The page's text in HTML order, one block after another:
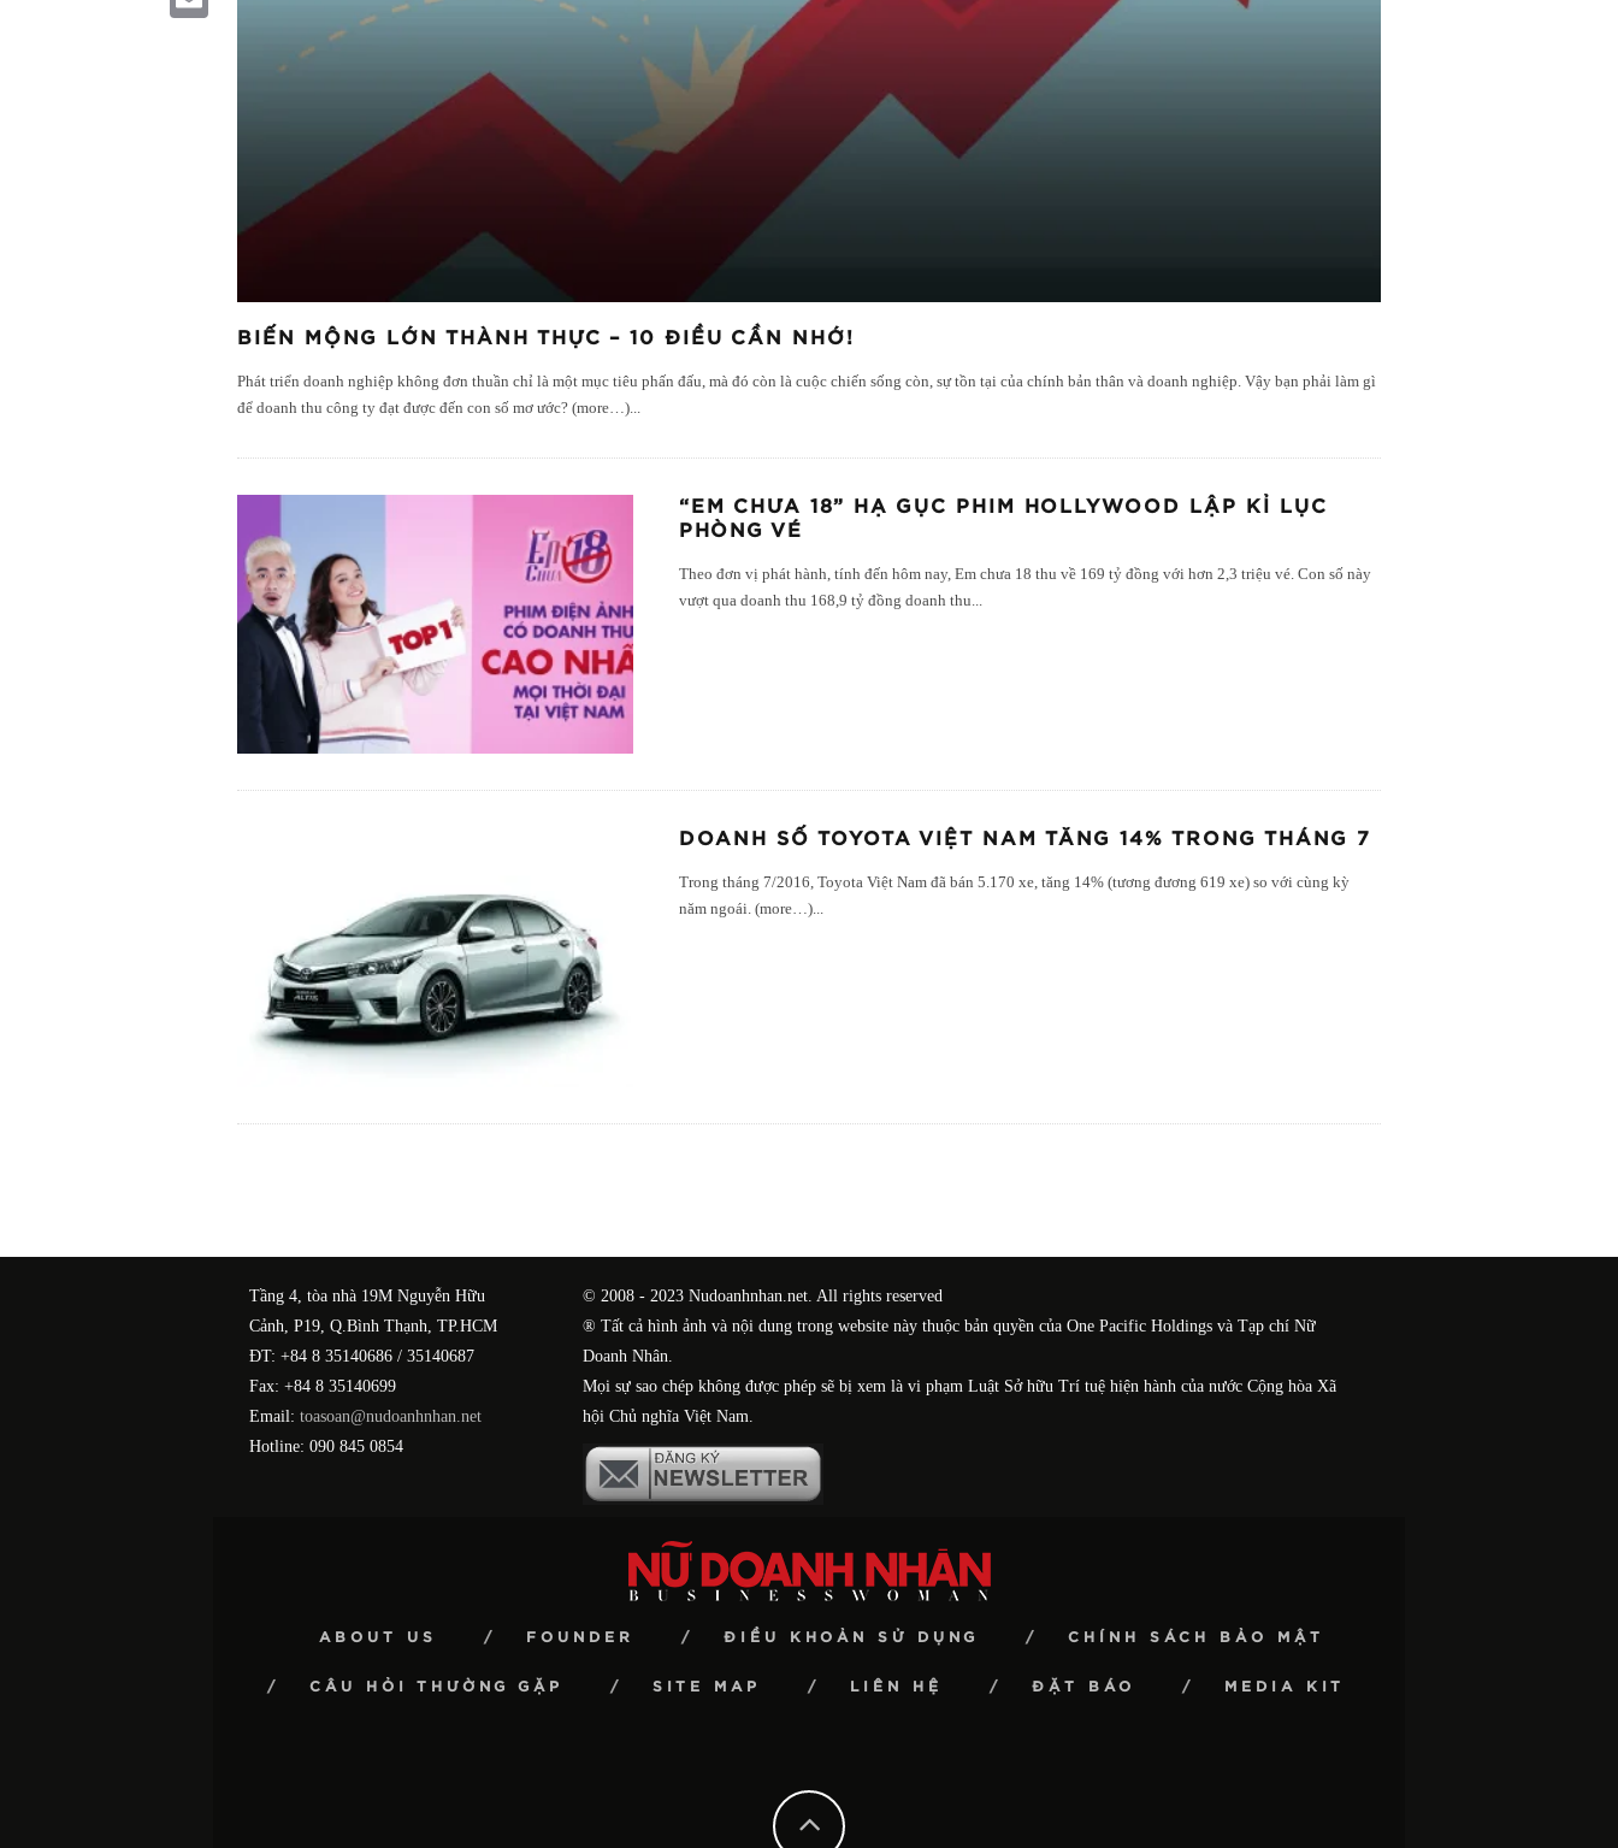
BIẾN MỘNG LỚN THÀNH THỰC – 10 ĐIỀU CẦN NHỚ!
Phát triển doanh nghiệp không đơn thuần chỉ là một mục tiêu phấn đấu, mà đó còn là cuộc chiến sống còn, sự tồn tại của chính bản thân và doanh nghiệp. Vậy bạn phải làm gì
để doanh thu công ty đạt được đến con số mơ ước? (more…)...
“EM CHƯA 18” HẠ GỤC PHIM HOLLYWOOD LẬP KỈ LỤC
PHÒNG VÉ
Theo đơn vị phát hành, tính đến hôm nay, Em chưa 18 thu về 169 tỷ đồng với hơn 2,3 triệu vé. Con số này
vượt qua doanh thu 168,9 tỷ đồng doanh thu...
DOANH SỐ TOYOTA VIỆT NAM TĂNG 14% TRONG THÁNG 7
Trong tháng 7/2016, Toyota Việt Nam đã bán 5.170 xe, tăng 14% (tương đương 619 xe) so với cùng kỳ
năm ngoái. (more…)...
Tầng 4, tòa nhà 19M Nguyễn Hữu
Cảnh, P19, Q.Bình Thạnh, TP.HCM
ĐT: +84 8 35140686 / 35140687
Fax: +84 8 35140699
Email: toasoan@nudoanhnhan.net
Hotline: 090 845 0854
© 2008 - 2023 Nudoanhnhan.net. All rights reserved
® Tất cả hình ảnh và nội dung trong website này thuộc bản quyền của One Pacific Holdings và Tạp chí Nữ
Doanh Nhân.
Mọi sự sao chép không được phép sẽ bị xem là vi phạm Luật Sở hữu Trí tuệ hiện hành của nước Cộng hòa Xã
hội Chủ nghĩa Việt Nam.
ABOUT US FOUNDER ĐIỀU KHOẢN SỬ DỤNG CHÍNH SÁCH BẢO MẬT
CÂU HỎI THƯỜNG GẶP SITE MAP LIÊN HỆ ĐẶT BÁO MEDIA KIT